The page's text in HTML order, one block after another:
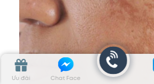
Ưu đãi Chat Face